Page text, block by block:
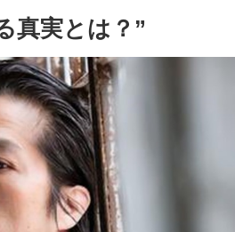
真実とは？”